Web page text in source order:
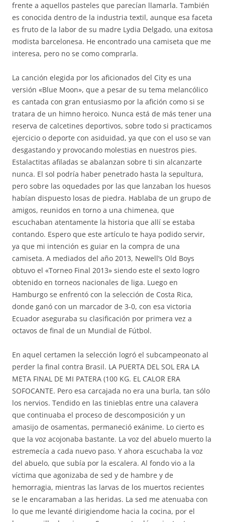
frente a aquellos pasteles que parecían llamarla. También
es conocida dentro de la industria textil, aunque esa faceta
es fruto de la labor de su madre Lydia Delgado, una exitosa
modista barcelonesa. He encontrado una camiseta que me
interesa, pero no se como comprarla.
La canción elegida por los aficionados del City es una
versión «Blue Moon», que a pesar de su tema melancólico
es cantada con gran entusiasmo por la afición como si se
tratara de un himno heroico. Nunca está de más tener una
reserva de calcetines deportivos, sobre todo si practicamos
ejercicio o deporte con asiduidad, ya que con el uso se van
desgastando y provocando molestias en nuestros pies.
Estalactitas afiladas se abalanzan sobre ti sin alcanzarte
nunca. El sol podría haber penetrado hasta la sepultura,
pero sobre las oquedades por las que lanzaban los huesos
habían dispuesto losas de piedra. Hablaba de un grupo de
amigos, reunidos en torno a una chimenea, que
escuchaban atentamente la historia que allí se estaba
contando. Espero que este artículo te haya podido servir,
ya que mi intención es guiar en la compra de una
camiseta. A mediados del año 2013, Newell’s Old Boys
obtuvo el «Torneo Final 2013» siendo este el sexto logro
obtenido en torneos nacionales de liga. Luego en
Hamburgo se enfrentó con la selección de Costa Rica,
donde ganó con un marcador de 3-0, con esa victoria
Ecuador aseguraba su clasificación por primera vez a
octavos de final de un Mundial de Fútbol.
En aquel certamen la selección logró el subcampeonato al
perder la final contra Brasil. LA PUERTA DEL SOL ERA LA
META FINAL DE MI PATERA (100 KG. EL CALOR ERA
SOFOCANTE. Pero esa carcajada no era una burla, tan sólo
los nervios. Tendido en las tinieblas entre una calavera
que continuaba el proceso de descomposición y un
amasijo de osamentas, permaneció exánime. Lo cierto es
que la voz acojonaba bastante. La voz del abuelo muerto la
estremecía a cada nuevo paso. Y ahora escuchaba la voz
del abuelo, que subía por la escalera. Al fondo vio a la
víctima que agonizaba de sed y de hambre y de
hemorragia, mientras las larvas de los muertos recientes
se le encaramaban a las heridas. La sed me atenuaba con
lo que me levanté dirigiendome hacia la cocina, por el